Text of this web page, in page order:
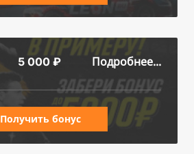
5 000 ₽ Подробнее...
Получить бонус